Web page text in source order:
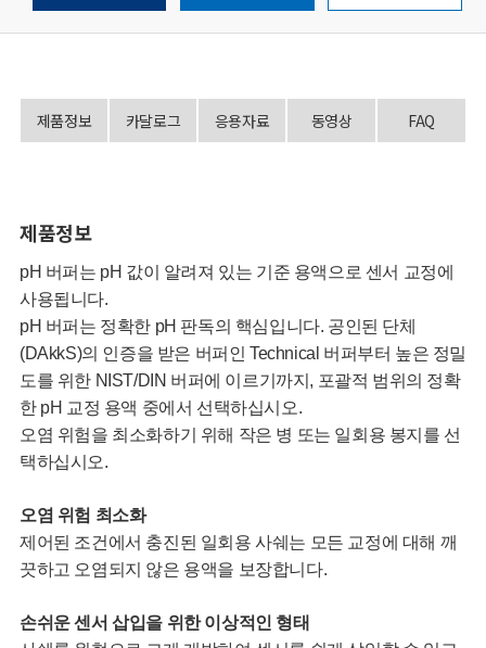
제품정보 카달로그 응용자료 동영상 FAQ
제품정보
pH 버퍼는 pH 값이 알려져 있는 기준 용액으로 센서 교정에
사용됩니다.
pH 버퍼는 정확한 pH 판독의 핵심입니다. 공인된 단체
(DAkkS)의 인증을 받은 버퍼인 Technical 버퍼부터 높은 정밀
도를 위한 NIST/DIN 버퍼에 이르기까지, 포괄적 범위의 정확
한 pH 교정 용액 중에서 선택하십시오.
오염 위험을 최소화하기 위해 작은 병 또는 일회용 봉지를 선
택하십시오.
오염 위험 최소화
제어된 조건에서 충진된 일회용 사쉐는 모든 교정에 대해 깨
끗하고 오염되지 않은 용액을 보장합니다.
손쉬운 센서 삽입을 위한 이상적인 형태